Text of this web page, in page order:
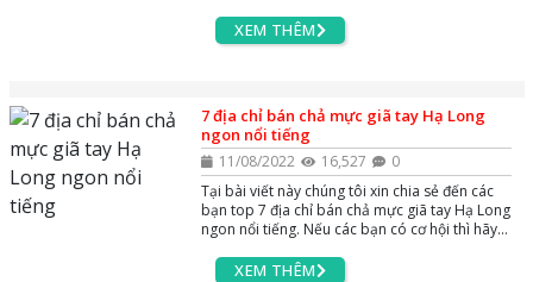
XEM THÊM
7 địa chỉ bán chả mực giã tay Hạ Long
ngon nổi tiếng
11/08/2022 16,527
0
Tại bài viết này chúng tôi xin chia sẻ đến các
bạn top 7 địa chỉ bán chả mực giã tay Hạ Long
ngon nổi tiếng. Nếu các bạn có cơ hội thì hãy
XEM THÊM